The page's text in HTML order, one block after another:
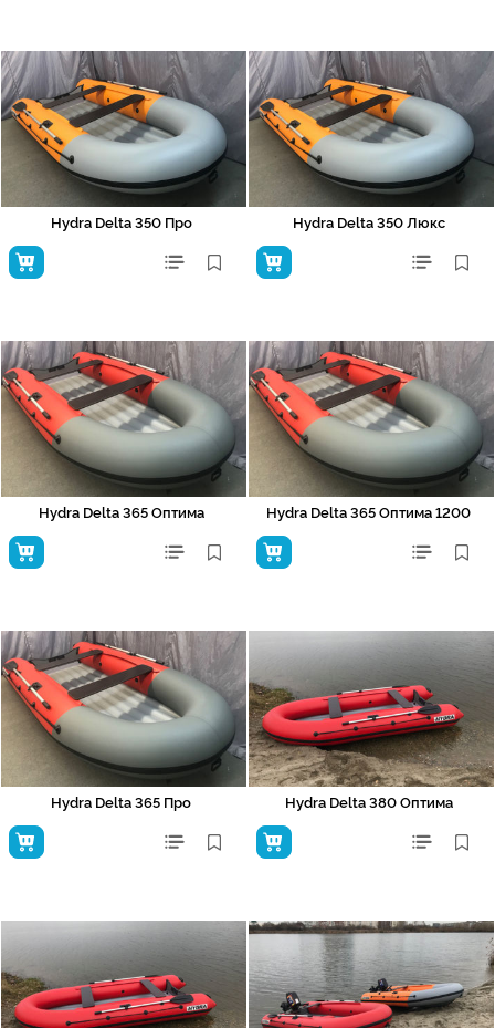
Hydra Delta 350 Про Hydra Delta 350 Люкс
Hydra Delta 365 Оптима Hydra Delta 365 Оптима 1200
Hydra Delta 365 Про Hydra Delta 380 Оптима